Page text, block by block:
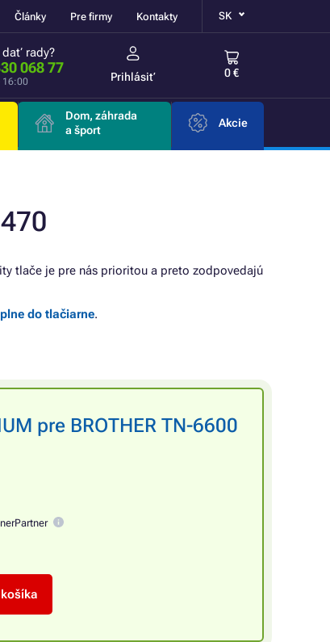
Články Pre firmy Kontakty SK
dať rady?
068 77
16:00 Prihlásiť 0 €
Dom, záhrada
a šport
Akcie
tlače je pre nás prioritou a preto zodpovedajú
do tlačiarne.
pre BROTHER TN-6600